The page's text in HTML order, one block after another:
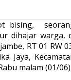
bising,
dihajar warga,
RT 01 RW
Jaya,
malam (01/